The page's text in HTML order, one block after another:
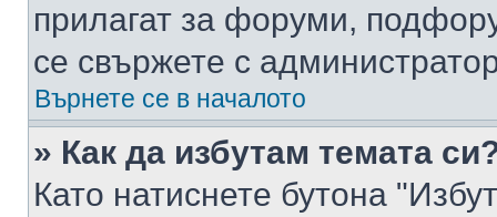
прилагат за форуми,
се свържете с
Върнете се в началото
» Как да избутам темата
Като натиснете бутона